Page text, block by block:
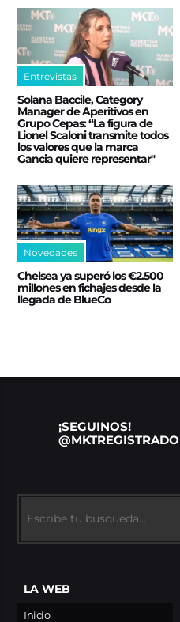
Entrevistas
Solana Baccile, Category
Manager de Aperitivos en
Grupo Cepas: “La figura de
Lionel Scaloni transmite todos
los valores que la marca
Gancia quiere representar"
Novedades
Chelsea ya superó los €2.500
millones en fichajes desde la
llegada de BlueCo
¡SEGUINOS!
@MKTREGISTRADO
LA WEB
Inicio